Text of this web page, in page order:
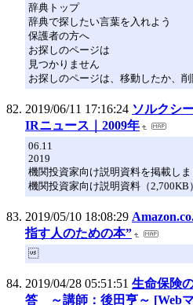
辞典トップ
辞典で探したい言葉を入れよう
保護者の方へ
お探しのページは
見つかりません
お探しのページは、移動したか、削
2019/06/11 17:16:24 ソルクシ
IRニュース｜2009年
06.11
2019
機関投資家向け説明資料を掲載しま
機関投資家向け説明資料（2,700KB）
2019/05/10 18:08:29
指す人のための本”
2019/04/28 05:51:51 生命保険
答 ～講師：後田亨～ [Web